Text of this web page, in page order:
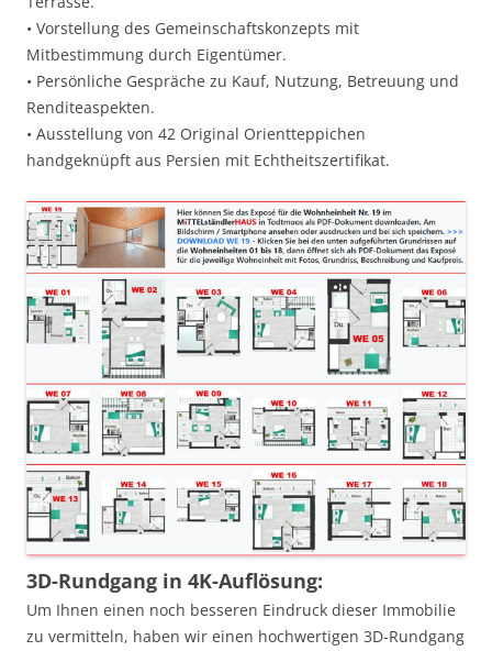
• Vorstellung des Gemeinschaftskonzepts mit
Mitbestimmung durch Eigentümer.
• Persönliche Gespräche zu Kauf, Nutzung, Betreuung und
Renditeaspekten.
• Ausstellung von 42 Original Orientteppichen
handgeknüpft aus Persien mit Echtheitszertifikat.
3D-Rundgang in 4K-Auflösung:
Um Ihnen einen noch besseren Eindruck dieser Immobilie
zu vermitteln, haben wir einen hochwertigen 3D-Rundgang